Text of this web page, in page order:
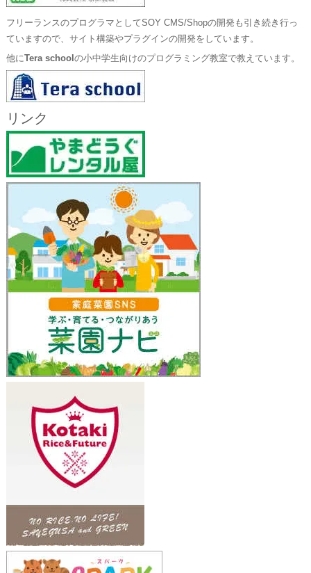
フリーランスのプログラマとしてSOY CMS/Shopの開発も引き続き行っ
ていますので、サイト構築やプラグインの開発をしています。
他にTera school の小中学生向けのプログラミング教室で教えています。
リンク